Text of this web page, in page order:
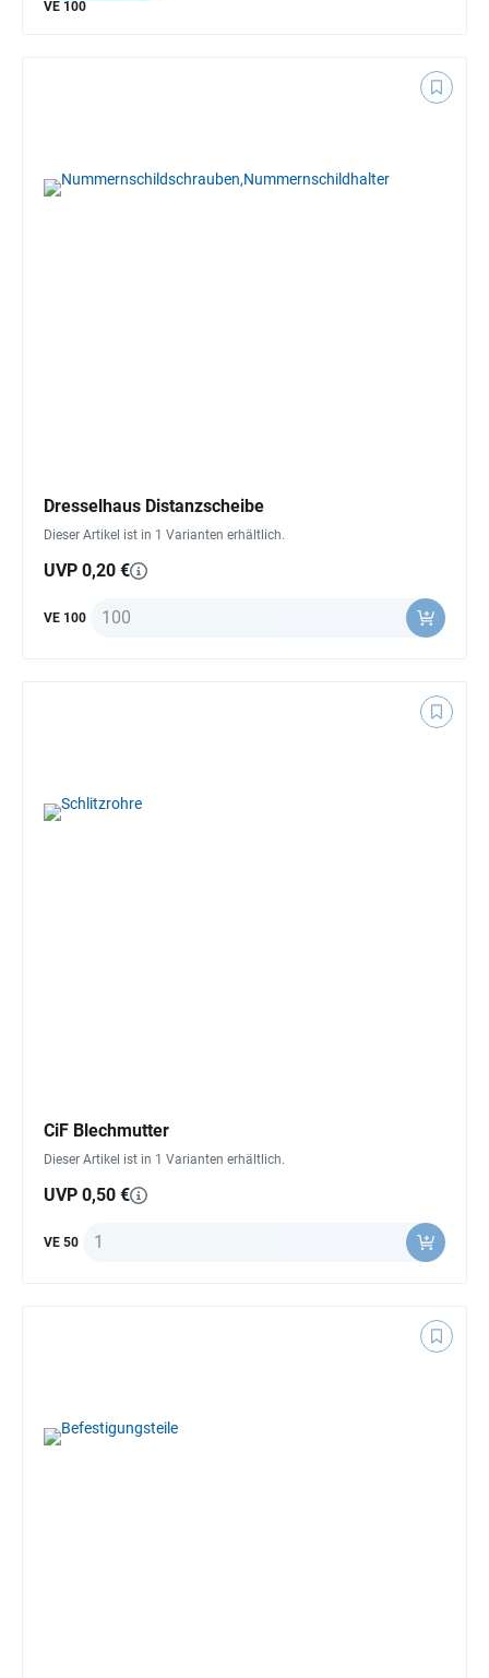
VE 100
Dresselhaus Distanzscheibe
Dieser Artikel ist in 1 Varianten erhältlich.
UVP 0,20 €
VE 100 Anzahl
CiF Blechmutter
Dieser Artikel ist in 1 Varianten erhältlich.
UVP 0,50 €
VE 50 Anzahl